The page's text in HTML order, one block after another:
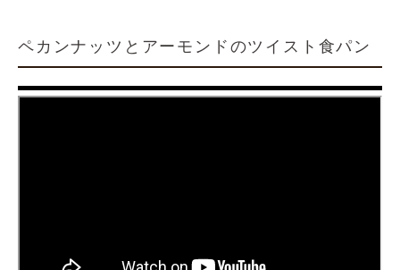
ペカンナッツとアーモンドのツイスト食パン